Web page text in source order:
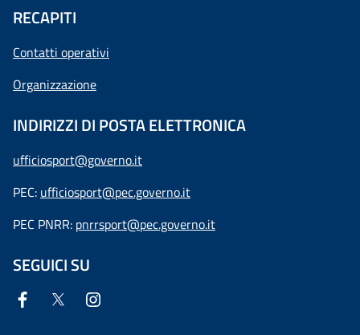
RECAPITI
Contatti operativi
Organizzazione
INDIRIZZI DI POSTA ELETTRONICA
ufficiosport@governo.it
PEC: ufficiosport@pec.governo.it
PEC PNRR: pnrrsport@pec.governo.it
SEGUICI SU